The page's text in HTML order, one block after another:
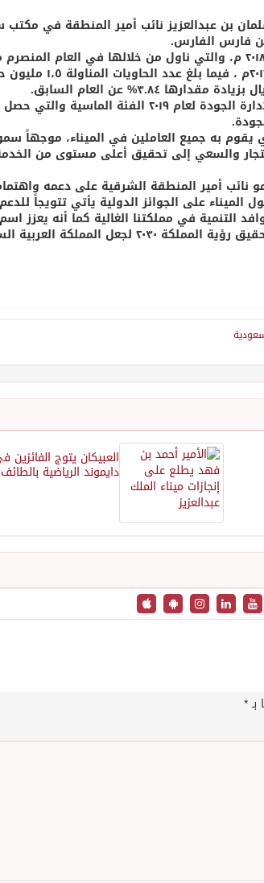
بن عبدالعزيز نائب أمير المنطقة في مكتب
بن فارس الفارس.
مليون طن وزني بزيادة نسبتها ٧.٢٣% عن
٣.٨٤% عن العام السابق.
كما تسلم سموه الكريم خلال اللقاء كأس جائزة التميز لإدارة الجودة لعام
يقوم به جميع العاملين في الميناء، موجهاً
والسعي إلى تحقيق أعلى مستوى من
أمير المنطقة الشرقية على دعمه
الميناء على الجوائز الدولية يأتي تتويجاً
التنمية في مملكتنا الغالية كما أنه يعزز
الموانئ السعودية على الصعيدين الإقليمي والدولي وتحقيق رؤية المملكة
العبيكان يتوج
دايموند الرياضية بالطائف
*